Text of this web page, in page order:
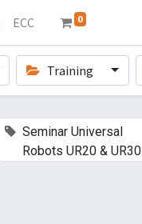
ECC 0
Training
Seminar Universal
Robots UR20 & UR30